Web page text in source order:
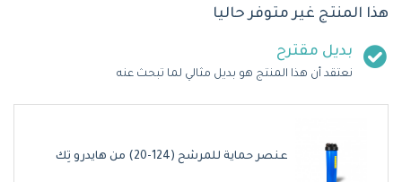
هذا المنتج غير متوفر حاليا
بديل مقترح
نعتقد أن هذا المنتج هو بديل مثالي لما تبحث عنه
عنصر حماية للمرشح (124-20) من هايدرو تِك